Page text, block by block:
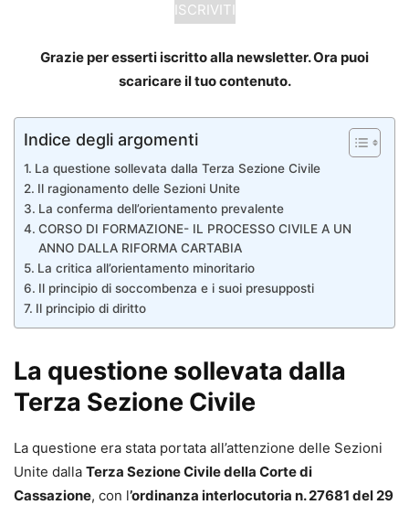
ISCRIVITI
Grazie per esserti iscritto alla newsletter. Ora puoi
scaricare il tuo contenuto.
Indice degli argomenti
La questione sollevata dalla Terza Sezione Civile
Il ragionamento delle Sezioni Unite
La conferma dell’orientamento prevalente
CORSO DI FORMAZIONE- IL PROCESSO CIVILE A UN
ANNO DALLA RIFORMA CARTABIA
La critica all’orientamento minoritario
Il principio di soccombenza e i suoi presupposti
Il principio di diritto
La questione sollevata dalla
Terza Sezione Civile
La questione era stata portata all’attenzione delle Sezioni
Unite dalla Terza Sezione Civile della Corte di
Cassazione, con l’ordinanza interlocutoria n. 27681 del 29